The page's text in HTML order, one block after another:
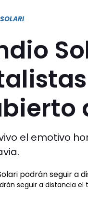
el emotivo
seguir a distancia